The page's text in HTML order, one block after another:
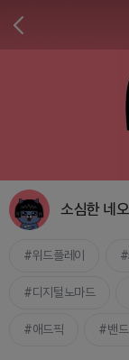
소심한 네오
위드플레이
디지털노마드
애드픽 밴드